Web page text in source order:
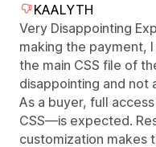
KAALYTH
Very Disappointing
making the payment,
the main CSS file of
disappointing and not
As a buyer, full
CSS—is expected.
customization makes